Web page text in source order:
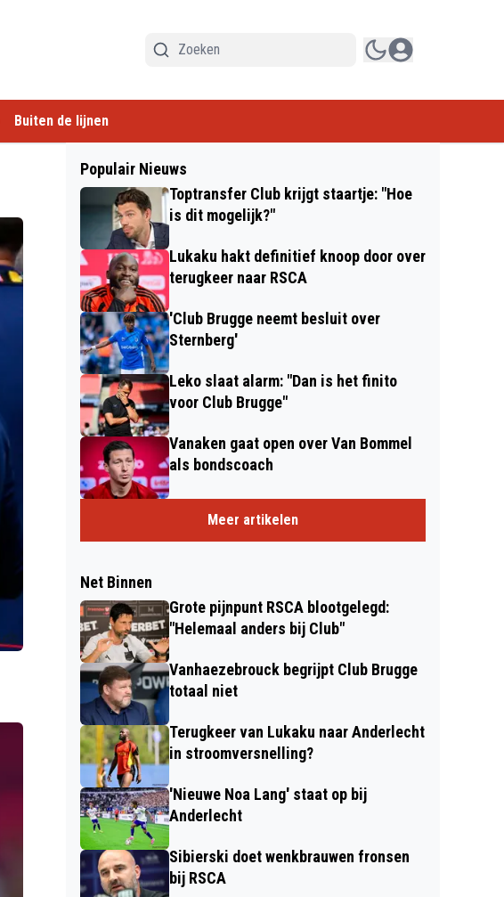
Buiten de lijnen
Populair Nieuws
Toptransfer Club krijgt staartje: "Hoe
is dit mogelijk?"
Lukaku hakt definitief knoop door over
terugkeer naar RSCA
'Club Brugge neemt besluit over
Sternberg'
Leko slaat alarm: "Dan is het finito
voor Club Brugge"
Vanaken gaat open over Van Bommel
als bondscoach
Meer artikelen
Net Binnen
Grote pijnpunt RSCA blootgelegd:
"Helemaal anders bij Club"
Vanhaezebrouck begrijpt Club Brugge
totaal niet
Terugkeer van Lukaku naar Anderlecht
in stroomversnelling?
'Nieuwe Noa Lang' staat op bij
Anderlecht
Sibierski doet wenkbrauwen fronsen
bij RSCA